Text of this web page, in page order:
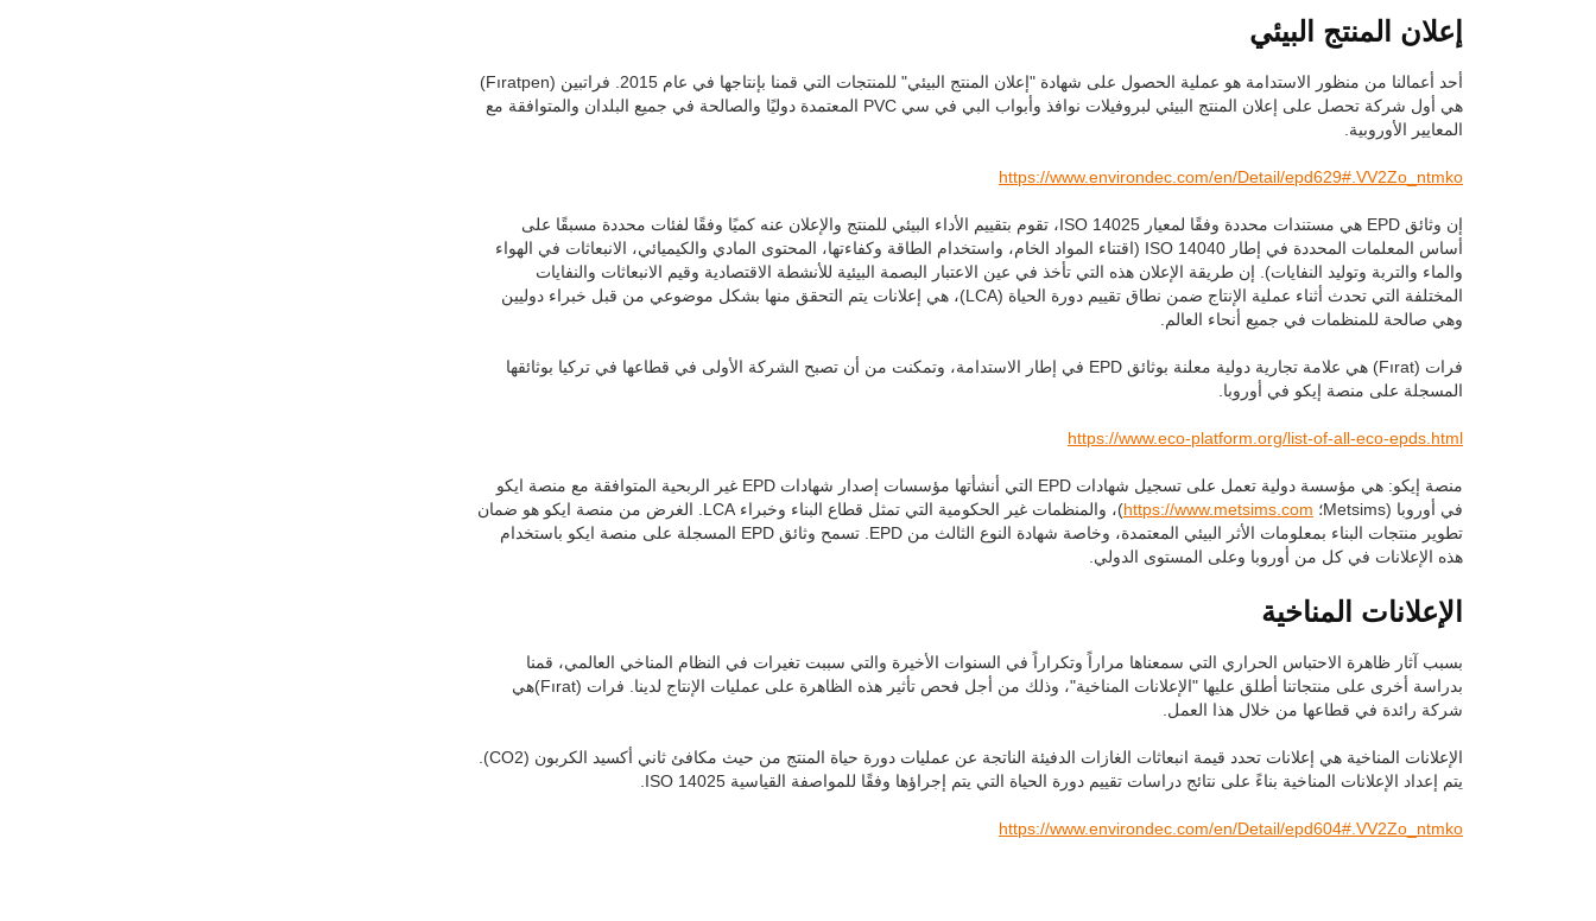
إعلان المنتج البيئي
أحد أعمالنا من منظور الاستدامة هو عملية الحصول على شهادة "إعلان المنتج البيئي" للمنتجات التي قمنا بإنتاجها في عام 2015. فراتبين (Fıratpen)
هي أول شركة تحصل على إعلان المنتج البيئي لبروفيلات نوافذ وأبواب البي في سي PVC المعتمدة دوليًا والصالحة في جميع البلدان والمتوافقة مع
المعايير الأوروبية.
https://www.environdec.com/en/Detail/epd629#.VV2Zo_ntmko
إن وثائق EPD هي مستندات محددة وفقًا لمعيار ISO 14025، تقوم بتقييم الأداء البيئي للمنتج والإعلان عنه كميًا وفقًا لفئات محددة مسبقًا على
أساس المعلمات المحددة في إطار ISO 14040 (اقتناء المواد الخام، واستخدام الطاقة وكفاءتها، المحتوى المادي والكيميائي، الانبعاثات في الهواء
والماء والتربة وتوليد النفايات). إن طريقة الإعلان هذه التي تأخذ في عين الاعتبار البصمة البيئية للأنشطة الاقتصادية وقيم الانبعاثات والنفايات
المختلفة التي تحدث أثناء عملية الإنتاج ضمن نطاق تقييم دورة الحياة (LCA)، هي إعلانات يتم التحقق منها بشكل موضوعي من قبل خبراء دوليين
وهي صالحة للمنظمات في جميع أنحاء العالم.
فرات (Fırat) هي علامة تجارية دولية معلنة بوثائق EPD في إطار الاستدامة، وتمكنت من أن تصبح الشركة الأولى في قطاعها في تركيا بوثائقها
المسجلة على منصة إيكو في أوروبا.
https://www.eco-platform.org/list-of-all-eco-epds.html
منصة إيكو: هي مؤسسة دولية تعمل على تسجيل شهادات EPD التي أنشأتها مؤسسات إصدار شهادات EPD غير الربحية المتوافقة مع منصة ايكو
في أوروبا (Metsims؛
https://www.metsims.com
)، والمنظمات غير الحكومية التي تمثل قطاع البناء وخبراء LCA. الغرض من منصة ايكو هو ضمان
تطوير منتجات البناء بمعلومات الأثر البيئي المعتمدة، وخاصة شهادة النوع الثالث من EPD. تسمح وثائق EPD المسجلة على منصة ايكو باستخدام
هذه الإعلانات في كل من أوروبا وعلى المستوى الدولي.
الإعلانات المناخية
بسبب آثار ظاهرة الاحتباس الحراري التي سمعناها مراراً وتكراراً في السنوات الأخيرة والتي سببت تغيرات في النظام المناخي العالمي، قمنا
بدراسة أخرى على منتجاتنا أطلق عليها "الإعلانات المناخية"، وذلك من أجل فحص تأثير هذه الظاهرة على عمليات الإنتاج لدينا. فرات (Fırat)هي
شركة رائدة في قطاعها من خلال هذا العمل.
الإعلانات المناخية هي إعلانات تحدد قيمة انبعاثات الغازات الدفيئة الناتجة عن عمليات دورة حياة المنتج من حيث مكافئ ثاني أكسيد الكربون (CO2).
يتم إعداد الإعلانات المناخية بناءً على نتائج دراسات تقييم دورة الحياة التي يتم إجراؤها وفقًا للمواصفة القياسية ISO 14025.
https://www.environdec.com/en/Detail/epd604#.VV2Zo_ntmko